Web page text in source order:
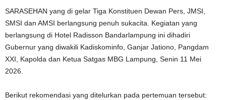
SARASEHAN yang di gelar Tiga Konstituen Dewan Pers, JMSI,
SMSI dan AMSI berlangsung penuh sukacita. Kegiatan yang
berlangsung di Hotel Radisson Bandarlampung ini dihadiri
Gubernur yang diwakili Kadiskominfo, Ganjar Jationo, Pangdam
XXI, Kapolda dan Ketua Satgas MBG Lampung, Senin 11 Mei
2026.
Berikut rekomendasi yang ditelurkan pada pertemuan tersebut: